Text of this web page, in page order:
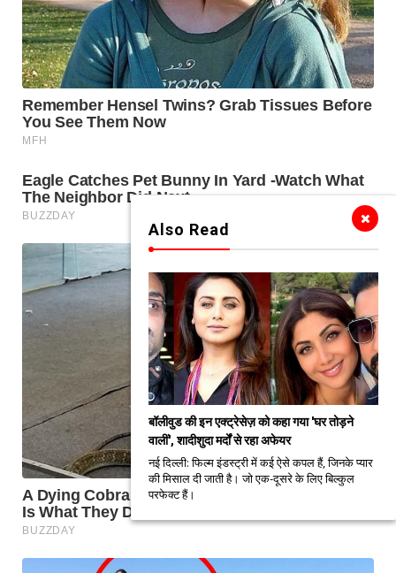
Also Read
बॉलीवुड की इन एक्ट्रेसेज़ को कहा गया 'घर तोड़ने
वालीं', शादीशुदा मर्दों से रहा अफेयर
नई दिल्ली: फिल्म इंडस्ट्री में कई ऐसे कपल हैं, जिनके प्यार
की मिसाल दी जाती है। जो एक-दूसरे के लिए बिल्कुल
परफेक्ट हैं।